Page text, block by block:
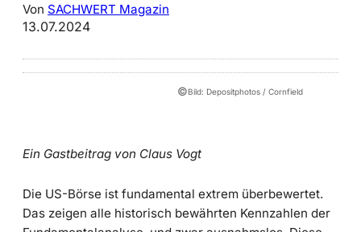
Von SACHWERT Magazin
13.07.2024
©Bild: Depositphotos / Cornfield
Ein Gastbeitrag von Claus Vogt
Die US-Börse ist fundamental extrem überbewertet.
Das zeigen alle historisch bewährten Kennzahlen der